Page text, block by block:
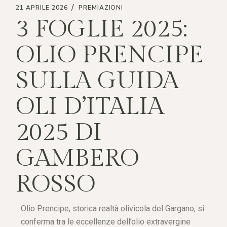
21 APRILE 2026 PREMIAZIONI
3 FOGLIE 2025:
OLIO PRENCIPE
SULLA GUIDA
OLI D’ITALIA
2025 DI
GAMBERO
ROSSO
Olio Prencipe, storica realtà olivicola del Gargano, si
conferma tra le eccellenze dell’olio extravergine